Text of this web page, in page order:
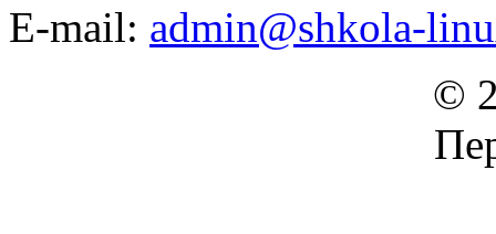
E-mail: admin@shkola-
©